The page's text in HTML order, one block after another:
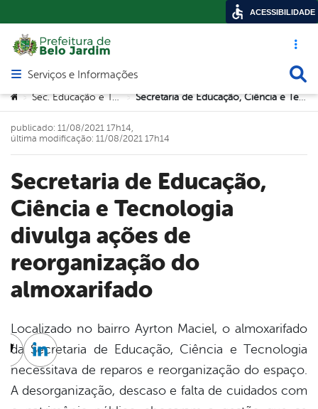
Acesso
Abrir menu principal de navegação
Serviços e Informações
Você está aqui:
> Sec. Educação e Tecnologia > Secretaria de Educação, Ciência e Tecnologia divulga ações de reorganização do almoxarifado
Secretaria de Educação,
Ciência e Tecnologia
divulga ações de
reorganização do
almoxarifado
publicado: 11/08/2021 17h14,
última modificação: 11/08/2021 17h14
Localizado no bairro Ayrton Maciel, o almoxarifado
da Secretaria de Educação, Ciência e Tecnologia
necessitava de reparos e reorganização do espaço.
A desorganização, descaso e falta de cuidados com
Twitter
Linkedin
ACESSIBILIDADE